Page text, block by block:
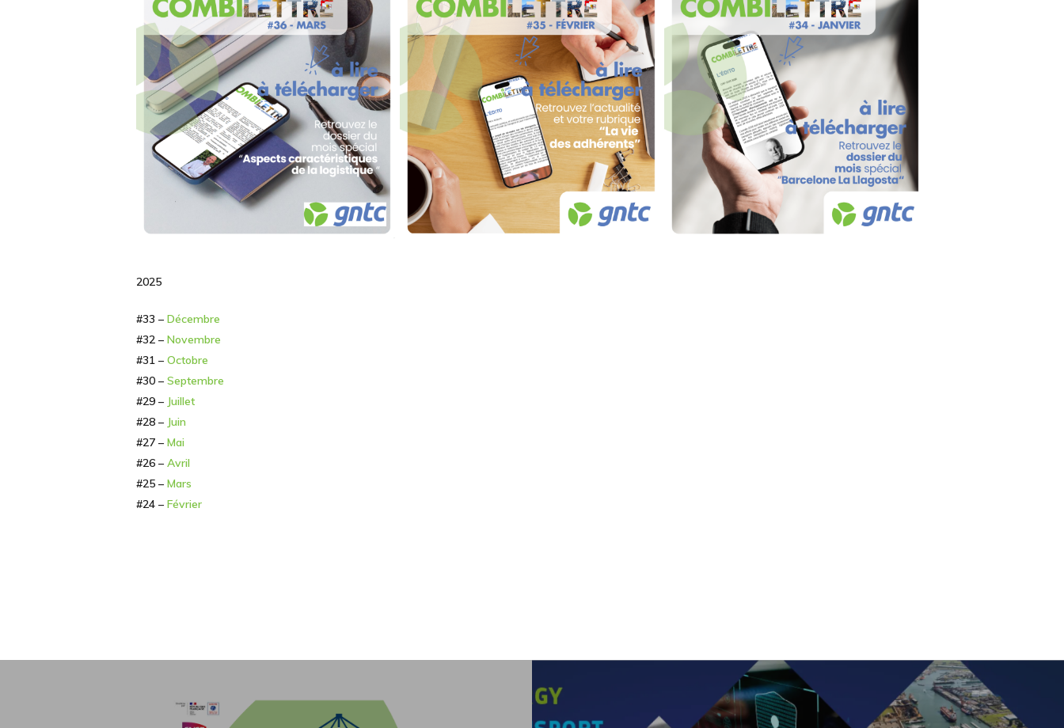
2025
#33 – Décembre
#32 – Novembre
#31 – Octobre
#30 – Septembre
#29 – Juillet
#28 – Juin
#27 – Mai
#26 – Avril
#25 – Mars
#24 – Février